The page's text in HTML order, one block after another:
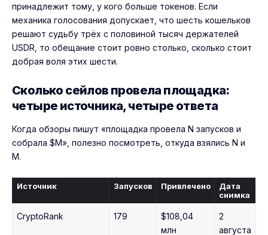
принадлежит тому, у кого больше токенов. Если
механика голосования допускает, что шесть кошельков
решают судьбу трёх с половиной тысяч держателей
USDR, то обещание стоит ровно столько, сколько стоит
добрая воля этих шести.
Сколько сейлов провела площадка:
четыре источника, четыре ответа
Когда обзоры пишут «площадка провела N запусков и
собрала $M», полезно посмотреть, откуда взялись N и
M.
Источник Запусков Привлечено
Дата
снимка
CryptoRank 179
$108,04
млн
2
августа